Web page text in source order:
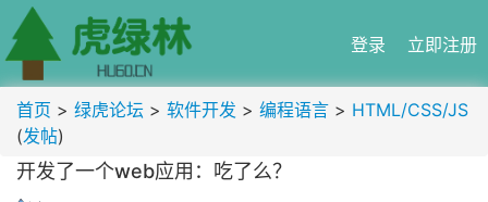
登录 立即注册
首页 > 绿虎论坛 > 软件开发 > 编程语言 > HTML/CSS/JS
(发帖)
开发了一个web应用：吃了么？